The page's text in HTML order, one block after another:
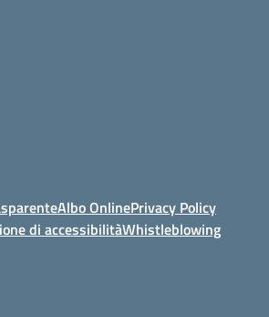
Albo OnlinePrivacy Policy
di accessibilitàWhistleblowing